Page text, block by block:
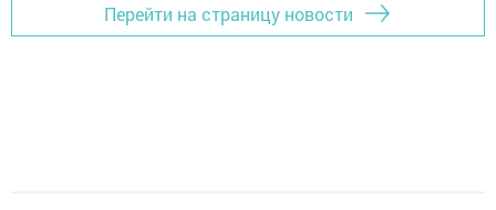
Перейти на страницу новости